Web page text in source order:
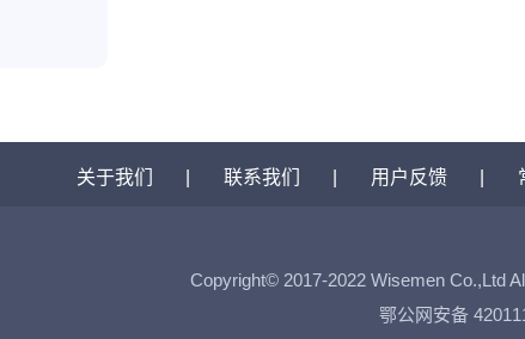
关于我们 联系我们 用户反馈
Copyright© 2017-2022 Wisemen Co.,Ltd
鄂公网安备